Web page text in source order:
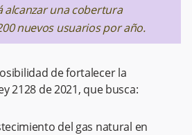
alcanzar una cobertura
nuevos usuarios por año.
de fortalecer la
2128 de 2021, que busca:
del gas natural en